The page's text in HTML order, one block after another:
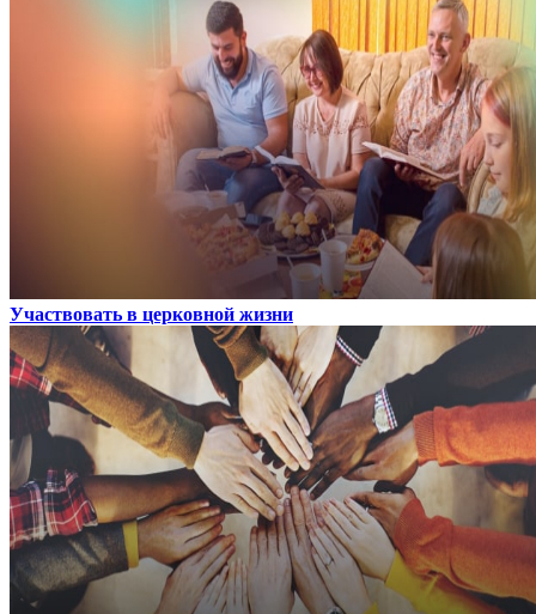
Участвовать в церковной жизни